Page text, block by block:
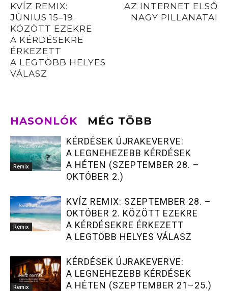
KVÍZ REMIX:
JÚNIUS 15–19.
KÖZÖTT EZEKRE
A KÉRDÉSEKRE
ÉRKEZETT
A LEGTÖBB HELYES
VÁLASZ
AZ INTERNET ELSŐ
NAGY PILLANATAI
HASONLÓK MÉG TÖBB
Remix
KÉRDÉSEK ÚJRAKEVERVE:
A LEGNEHEZEBB KÉRDÉSEK
A HÉTEN (SZEPTEMBER 28. –
OKTÓBER 2.)
Remix
KVÍZ REMIX: SZEPTEMBER 28. –
OKTÓBER 2. KÖZÖTT EZEKRE
A KÉRDÉSEKRE ÉRKEZETT
A LEGTÖBB HELYES VÁLASZ
Remix
KÉRDÉSEK ÚJRAKEVERVE:
A LEGNEHEZEBB KÉRDÉSEK
A HÉTEN (SZEPTEMBER 21–25.)